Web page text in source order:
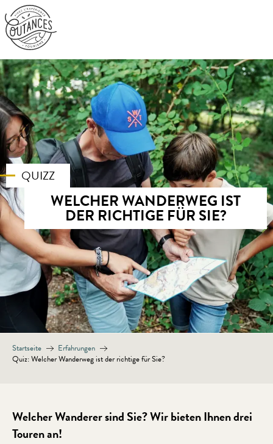
Aller
au
contenu
principal
QUIZZ
WELCHER WANDERWEG IST
DER RICHTIGE FÜR SIE?
Startseite
Erfahrungen
Quiz: Welcher Wanderweg ist der richtige für Sie?
Welcher Wanderer sind Sie? Wir bieten Ihnen drei
Touren an!